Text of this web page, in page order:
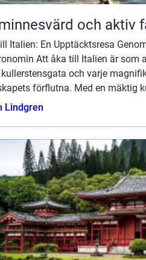
och aktiv
Italien: En Upptäcktsresa
Att åka till Italien är som
och varje
förflutna. Med en mäktig
Lindgren